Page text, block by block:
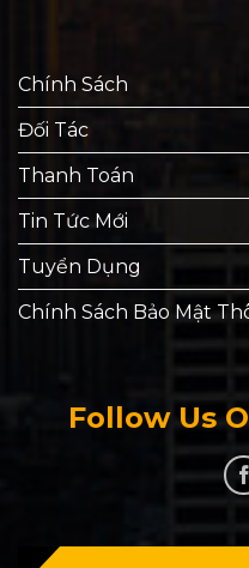
Chính Sách
Đối Tác
Thanh Toán
Tin Tức Mới
Tuyển Dụng
Chính Sách Bảo Mật
Follow Us